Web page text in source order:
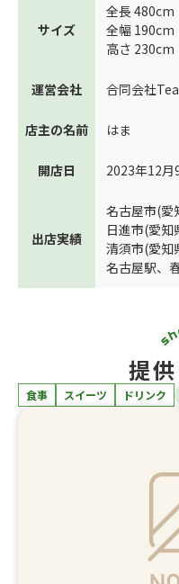
サイズ
全長 480cm
全幅 190cm
高さ 230cm
運営会社 合同会社
店主の名前 はま
開店日 2023年12月
出店実績
名古屋市(愛
日進市(愛知
清須市(愛知
名古屋駅、
提
食事 スイーツ ドリンク